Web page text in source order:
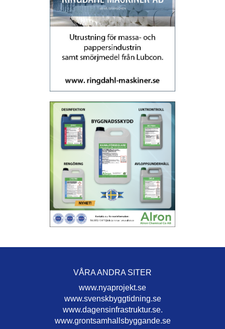
VÅRA ANDRA SITER
www.nyaprojekt.se
www.svenskbyggtidning.se
www.dagensinfrastruktur.se.
www.grontsamhallsbyggande.se